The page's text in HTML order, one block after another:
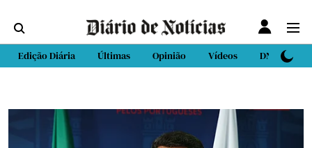
Edição Diária Últimas Opinião Vídeos DN Sport